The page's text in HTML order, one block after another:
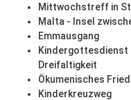
Mittwochstreff in
Malta - Insel
Emmausgang
Kindergottesdienst
Dreifaltigkeit
Ökumenisches
Kinderkreuzweg